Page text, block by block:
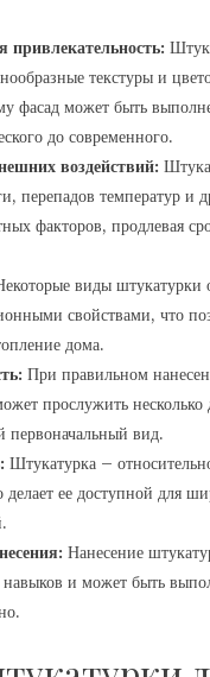
привлекательность:
текстуры и
фасад может быть
до современного.
воздействий:
перепадов температур и
факторов, продлевая
виды штукатурки
свойствами, что
дома.
При правильном
прослужить несколько
первоначальный вид.
Штукатурка –
делает ее доступной для
Нанесение
и может быть